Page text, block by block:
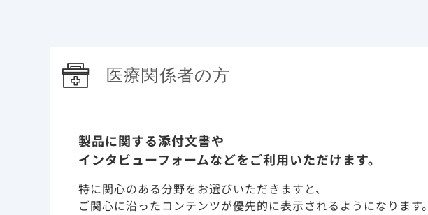
メディカルニュース
HIV併存疾患 HIV/HBV共感
医療関係者の方
製品に関する添付文書や
インタビューフォームなどをご利用いただけます。
特に関心のある分野をお選びいただきますと、
ご関心に沿ったコンテンツが優先的に表示されるようになります。